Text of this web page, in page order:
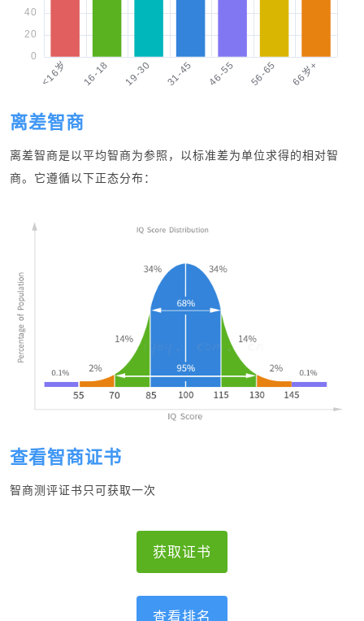
离差智商
离差智商是以平均智商为参照，以标准差为单位求得的相对智
商。它遵循以下正态分布：
查看智商证书
智商测评证书只可获取一次
获取证书
查看排名